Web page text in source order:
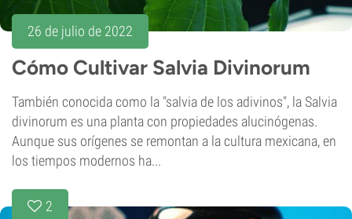
26 de julio de 2022
Cómo Cultivar Salvia Divinorum
También conocida como la "salvia de los adivinos", la Salvia
divinorum es una planta con propiedades alucinógenas.
Aunque sus orígenes se remontan a la cultura mexicana, en
los tiempos modernos ha...
2